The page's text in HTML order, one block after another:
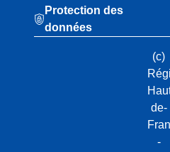
Protection des
données
(c)
de-
-